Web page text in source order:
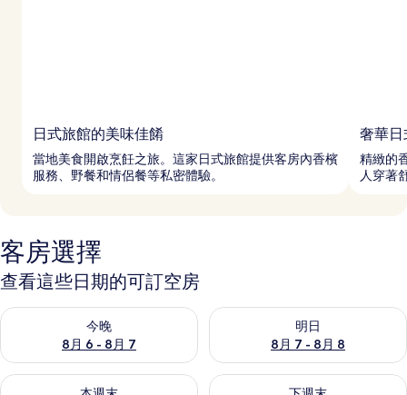
日式旅館的美味佳餚
當地美食開啟烹飪之旅。這家日式旅館提供客房內香檳
服務、野餐和情侶餐等私密體驗。
奢華日
精緻的
人穿著
客房選擇
查看這些日期的可訂空房
今晚
8月 6 - 8月 7
查看今晚 8月 6 - 8月 7的可訂空房
明日
8月 7 - 8月 8
查看明日 8月 7 - 8月 8的可訂
查看本週末 8月 7 - 8月 9的可訂空房查看下週末 8月 14 - 8月 16的